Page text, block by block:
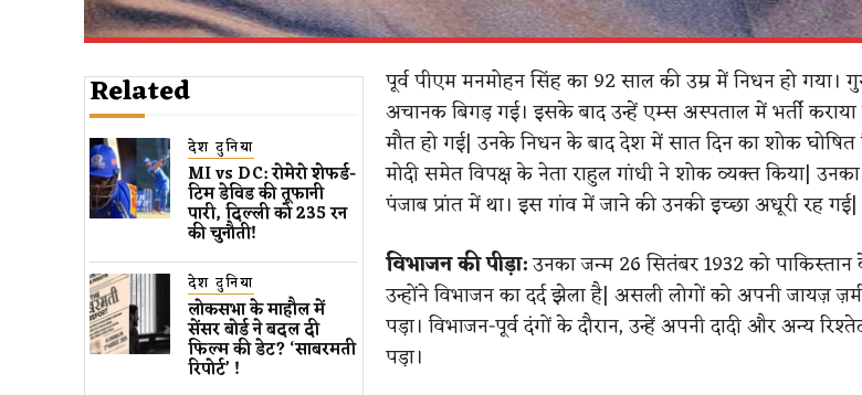
Related
देश दुनिया
MI vs DC: रोमेरो शेफर्ड-
टिम डेविड की तूफानी
पारी, दिल्ली को 235 रन
की चुनौती!
देश दुनिया
लोकसभा के माहौल में
सेंसर बोर्ड ने बदल दी
फिल्म की डेट? ‘साबरमती
रिपोर्ट’ !
पूर्व पीएम मनमोहन सिंह का 92 साल की उम्र में निधन हो गया।
अचानक बिगड़ गई। इसके बाद उन्हें एम्स अस्पताल में भर्ती
मौत हो गई| उनके निधन के बाद देश में सात दिन का शोक घोषित
मोदी समेत विपक्ष के नेता राहुल गांधी ने शोक व्यक्त किया|
पंजाब प्रांत में था। इस गांव में जाने की उनकी इच्छा अधूरी रह गई|
विभाजन की पीड़ा:उनका जन्म 26 सितंबर 1932 को
उन्होंने विभाजन का दर्द झेला है| असली लोगों को अपनी जायज़
पड़ा। विभाजन-पूर्व दंगों के दौरान, उन्हें अपनी दादी और अन्य
पड़ा।